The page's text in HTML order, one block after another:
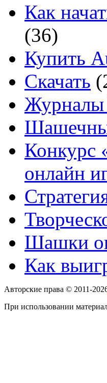
Как
(36)
Купить
Скачать
Журналы
Конкурс
онлайн
Шашки
Как
Авторские права © 2011-
При использовании